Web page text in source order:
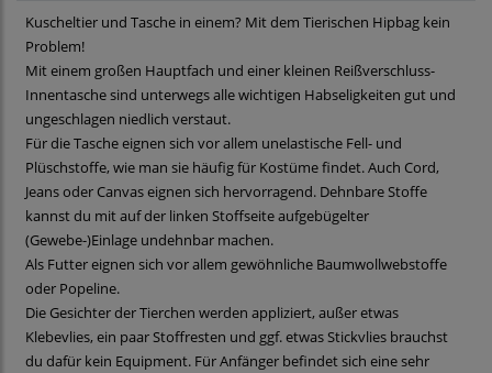
Kuscheltier und Tasche in einem? Mit dem Tierischen Hipbag kein
Problem!
Mit einem großen Hauptfach und einer kleinen Reißverschluss-
Innentasche sind unterwegs alle wichtigen Habseligkeiten gut und
ungeschlagen niedlich verstaut.
Für die Tasche eignen sich vor allem unelastische Fell- und
Plüschstoffe, wie man sie häufig für Kostüme findet. Auch Cord,
Jeans oder Canvas eignen sich hervorragend. Dehnbare Stoffe
kannst du mit auf der linken Stoffseite aufgebügelter
(Gewebe-)Einlage undehnbar machen.
Als Futter eignen sich vor allem gewöhnliche Baumwollwebstoffe
oder Popeline.
Die Gesichter der Tierchen werden appliziert, außer etwas
Klebevlies, ein paar Stoffresten und ggf. etwas Stickvlies brauchst
du dafür kein Equipment. Für Anfänger befindet sich eine sehr